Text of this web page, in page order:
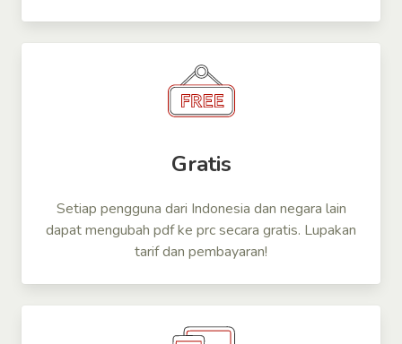
Gratis
Setiap pengguna dari Indonesia dan negara lain
dapat mengubah pdf ke prc secara gratis. Lupakan
tarif dan pembayaran!